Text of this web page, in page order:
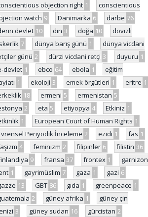
objection right 1
conscientious
watch 9 Danimarka 6 darbe 76
devlet 10 din 3 doğa 10
dövizli
7 dünya barış günü 1
dünya vicdani
günü 2 dürzi vicdani retçi 3 duyuru 1
devlet 1 ebco 64 ebola 1
eğitim
1 ekoloji 3 emek örgütleri 1 eritre 1
18 ermeni 5 ermenistan 5
2 eta 5 etiyopya 4 Etkiniz 1
1 European Court of Human Rights 1
Periyodik İnceleme 2 ezidi 1 fas 1
4 feminizm 2 filipinler 6 filistin 36
9 fransa 37 frontex 1
garnizon
1 gayrimüslim 7 gaza 1 gazi 6
13 GBT 86 gıda 1 greenpeace 1
2 güney afrika 1
güney çin
3 güney sudan 16 gürcistan 2